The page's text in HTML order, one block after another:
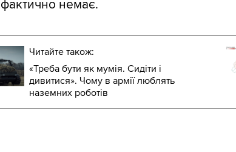
фактично немає.
Читайте також:
«Треба бути як мумія. Сидіти і
дивитися». Чому в армії люблять
наземних роботів